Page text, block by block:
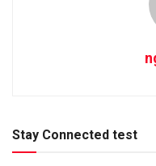
Stay Connected test